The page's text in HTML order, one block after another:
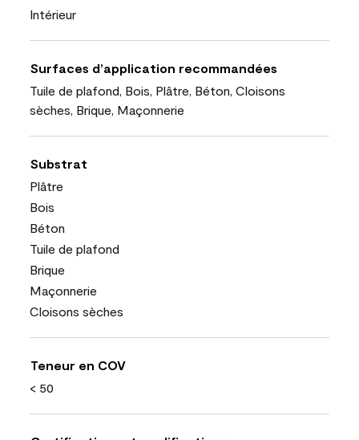
Intérieur
Surfaces d’application recommandées
Tuile de plafond, Bois, Plâtre, Béton, Cloisons
sèches, Brique, Maçonnerie
Substrat
Plâtre
Bois
Béton
Tuile de plafond
Brique
Maçonnerie
Cloisons sèches
Teneur en COV
< 50